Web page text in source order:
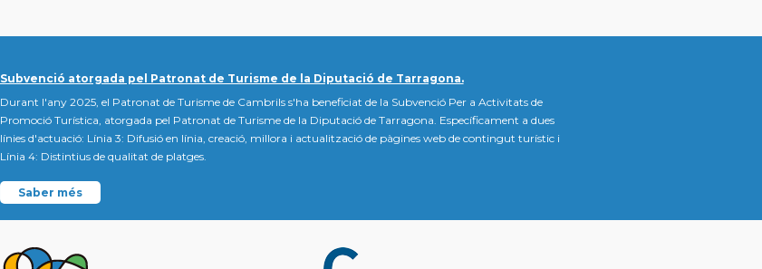
Subvenció atorgada pel Patronat de Turisme de la Diputació de Tarragona.
Durant l'any 2025, el Patronat de Turisme de Cambrils s'ha beneficiat de la Subvenció Per a Activitats de
Promoció Turística, atorgada pel Patronat de Turisme de la Diputació de Tarragona. Específicament a dues
línies d'actuació: Línia 3: Difusió en línia, creació, millora i actualització de pàgines web de contingut turístic i
Línia 4: Distintius de qualitat de platges.
Saber més